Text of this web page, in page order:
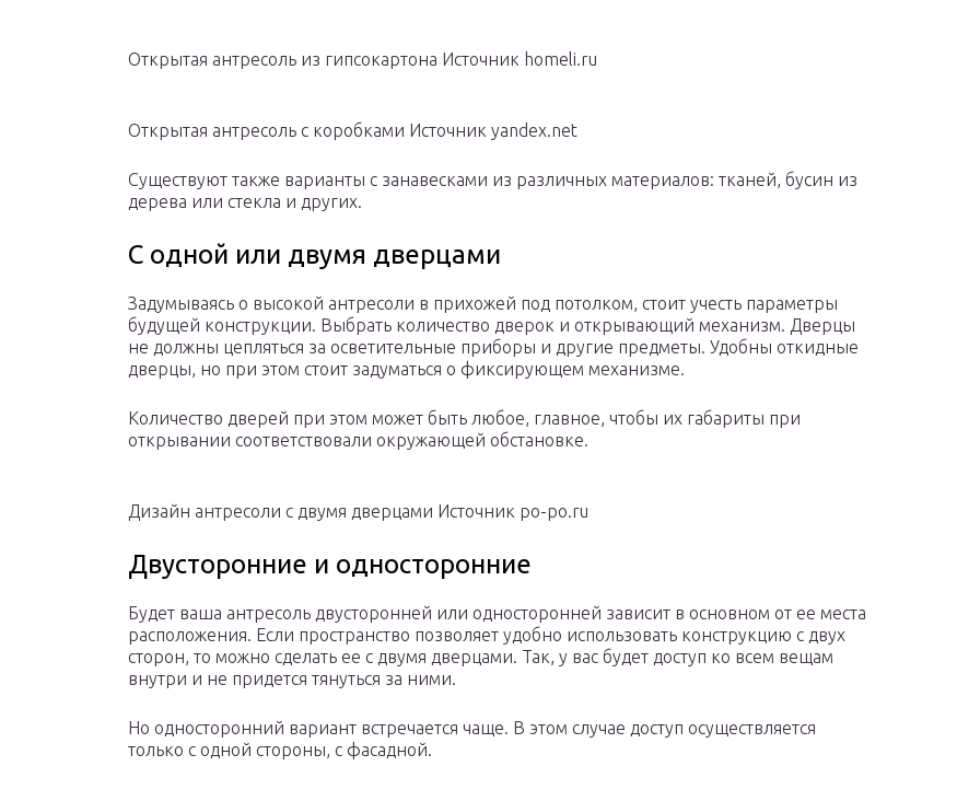
Открытая антресоль из гипсокартона Источник homeli.ru
Открытая антресоль с коробками Источник yandex.net
Существуют также варианты с занавесками из различных материалов: тканей, бусин из
дерева или стекла и других.
С одной или двумя дверцами
Задумываясь о высокой антресоли в прихожей под потолком, стоит учесть параметры
будущей конструкции. Выбрать количество дверок и открывающий механизм. Дверцы
не должны цепляться за осветительные приборы и другие предметы. Удобны откидные
дверцы, но при этом стоит задуматься о фиксирующем механизме.
Количество дверей при этом может быть любое, главное, чтобы их габариты при
открывании соответствовали окружающей обстановке.
Дизайн антресоли с двумя дверцами Источник po-po.ru
Двусторонние и односторонние
Будет ваша антресоль двусторонней или односторонней зависит в основном от ее места
расположения. Если пространство позволяет удобно использовать конструкцию с двух
сторон, то можно сделать ее с двумя дверцами. Так, у вас будет доступ ко всем вещам
внутри и не придется тянуться за ними.
Но односторонний вариант встречается чаще. В этом случае доступ осуществляется
только с одной стороны, с фасадной.